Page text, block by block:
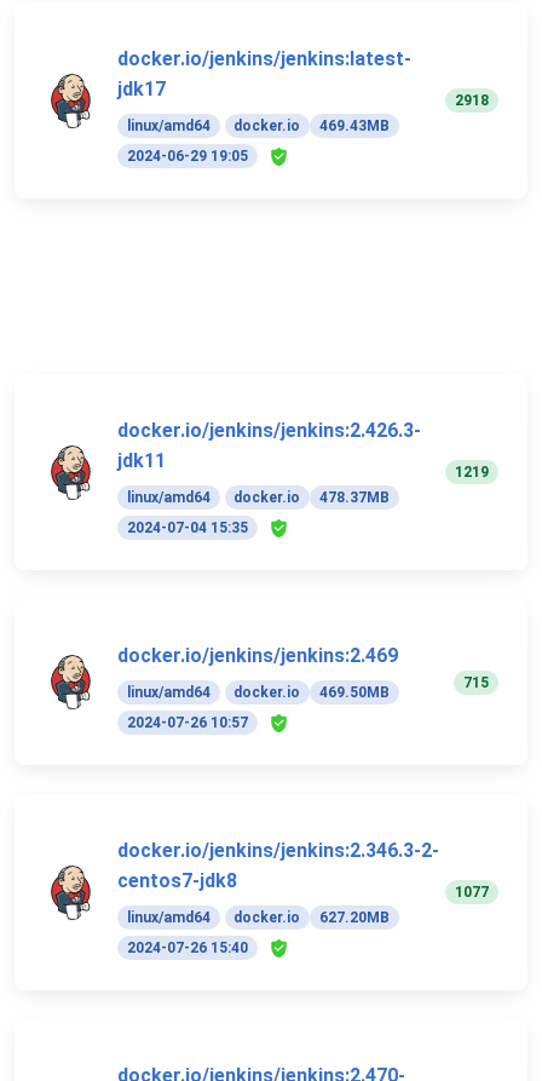
docker.io/jenkins/jenkins:latest-
jdk17
linux/amd64 docker.io
469.43MB
2024-06-29 19:05
2918
docker.io/jenkins/jenkins:2.426.3-
jdk11
linux/amd64 docker.io
478.37MB
2024-07-04 15:35
1219
docker.io/jenkins/jenkins:2.469
linux/amd64 docker.io
469.50MB
2024-07-26 10:57
715
docker.io/jenkins/jenkins:2.346.3-2-
centos7-jdk8
linux/amd64 docker.io
627.20MB
2024-07-26 15:40
1077
docker.io/jenkins/jenkins:2.470-